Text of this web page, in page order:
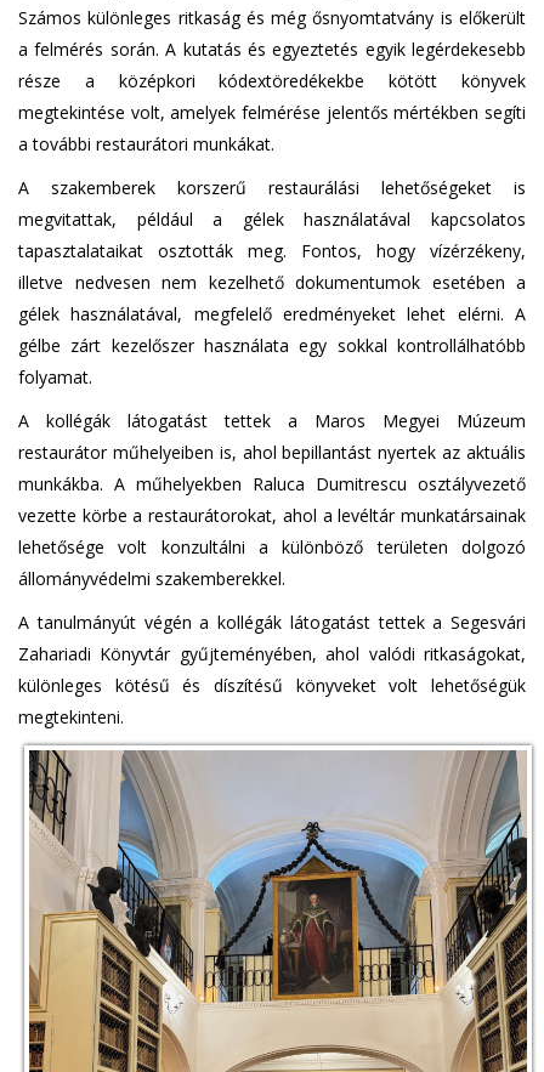
Számos különleges ritkaság és még ősnyomtatvány is előkerült
a felmérés során. A kutatás és egyeztetés egyik legérdekesebb
része a középkori kódextöredékekbe kötött könyvek
megtekintése volt, amelyek felmérése jelentős mértékben segíti
a további restaurátori munkákat.
A szakemberek korszerű restaurálási lehetőségeket is
megvitattak, például a gélek használatával kapcsolatos
tapasztalataikat osztották meg. Fontos, hogy vízérzékeny,
illetve nedvesen nem kezelhető dokumentumok esetében a
gélek használatával, megfelelő eredményeket lehet elérni. A
gélbe zárt kezelőszer használata egy sokkal kontrollálhatóbb
folyamat.
A kollégák látogatást tettek a Maros Megyei Múzeum
restaurátor műhelyeiben is, ahol bepillantást nyertek az aktuális
munkákba. A műhelyekben Raluca Dumitrescu osztályvezető
vezette körbe a restaurátorokat, ahol a levéltár munkatársainak
lehetősége volt konzultálni a különböző területen dolgozó
állományvédelmi szakemberekkel.
A tanulmányút végén a kollégák látogatást tettek a Segesvári
Zahariadi Könyvtár gyűjteményében, ahol valódi ritkaságokat,
különleges kötésű és díszítésű könyveket volt lehetőségük
megtekinteni.